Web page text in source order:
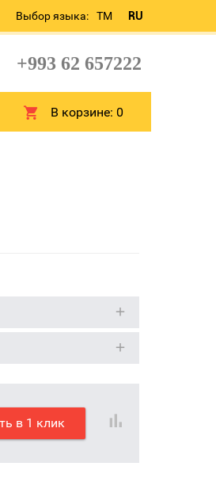
Выбор языка: TM RU
+993 62 657222
В корзине:0
в 1 клик